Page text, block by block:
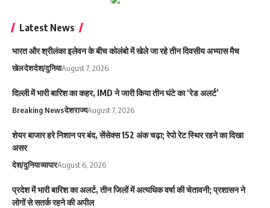
Latest News
भारत और श्रीलंका इलेवन के बीच कोलंबो में खेले जा रहे तीन दिवसीय अभ्यास मैच
खेलदेशदेश/दुनियाAugust 7, 2026
दिल्ली में भारी बारिश का कहर, IMD ने जारी किया तीन घंटे का ‘रेड अलर्ट’
Breaking Newsदेशराज्यAugust 7, 2026
शेयर बाजार हरे निशान पर बंद, सेंसेक्स 152 अंक चढ़ा; रेपो रेट स्थिर रहने का दिखा
असर
देश/दुनियाव्यापारAugust 6, 2026
प्रदेश में भारी बारिश का अलर्ट, तीन जिलों में अत्यधिक वर्षा की चेतावनी; प्रशासन ने
लोगों से सतर्क रहने की अपील